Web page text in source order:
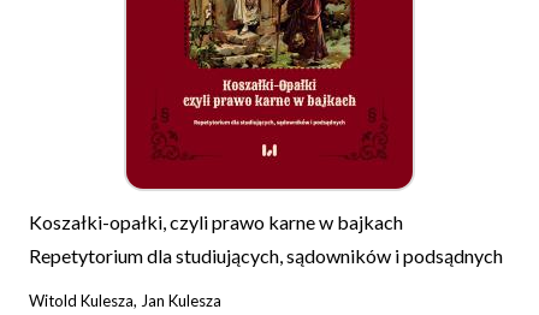
Koszałki-opałki, czyli prawo karne w bajkach
Repetytorium dla studiujących, sądowników i podsądnych
Witold Kulesza, Jan Kulesza